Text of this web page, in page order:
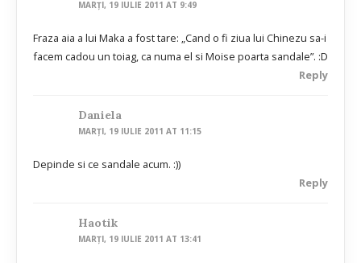
MARȚI, 19 IULIE 2011 AT 9:49
Fraza aia a lui Maka a fost tare: „Cand o fi ziua lui Chinezu sa-i
facem cadou un toiag, ca numa el si Moise poarta sandale”. :D
Reply
Daniela
MARȚI, 19 IULIE 2011 AT 11:15
Depinde si ce sandale acum. :))
Reply
Haotik
MARȚI, 19 IULIE 2011 AT 13:41